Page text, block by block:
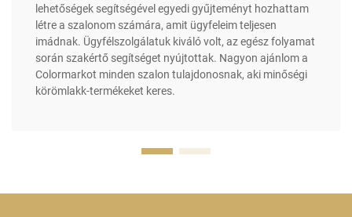
lehetőségek segítségével egyedi gyűjteményt hozhattam
létre a szalonom számára, amit ügyfeleim teljesen
imádnak. Ügyfélszolgálatuk kiváló volt, az egész folyamat
során szakértő segítséget nyújtottak. Nagyon ajánlom a
Colormarkot minden szalon tulajdonosnak, aki minőségi
körömlakk-termékeket keres.